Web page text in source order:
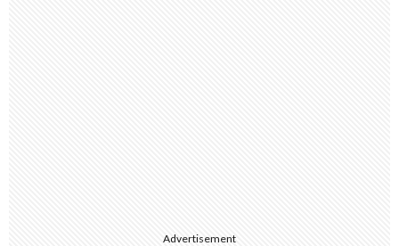
Advertisement